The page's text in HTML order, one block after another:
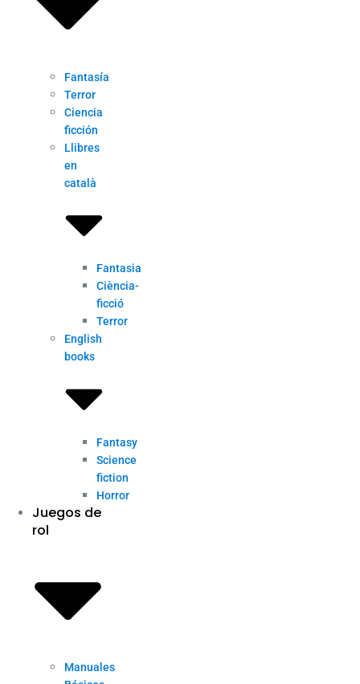
Fantasía
Terror
Ciencia
ficción
Llibres
en
català
Fantasia
Ciència-
ficció
Terror
English
books
Fantasy
Science
fiction
Horror
Juegos de
rol
Manuales